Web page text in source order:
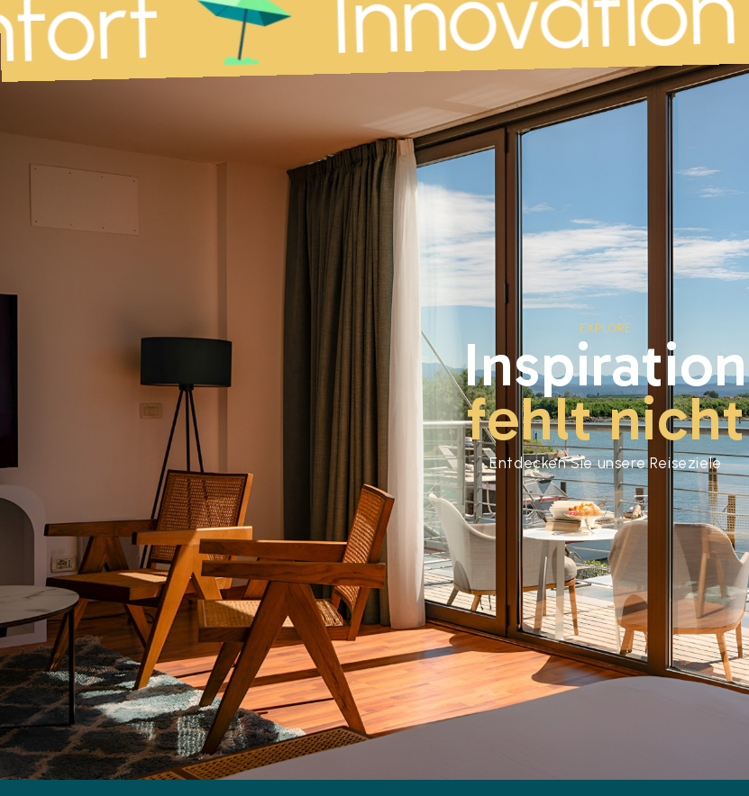
EXPLORE
Inspiration
fehlt nicht
Entdecken Sie unsere Reiseziele